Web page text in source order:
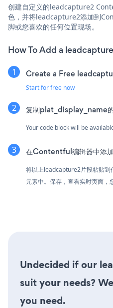
创建自定义的leadcapture2
色，并将leadcapture2添加到
脚或您喜欢的任何位置现场。
How To Add a
Create a Free
Start for free now
复制plat_display_name
Your code block will be
在Contentful编辑器中添
将以上leadcapture2片段粘贴
元素中。保存，查看实时页面，
Undecided if our
suit your needs?
you need.